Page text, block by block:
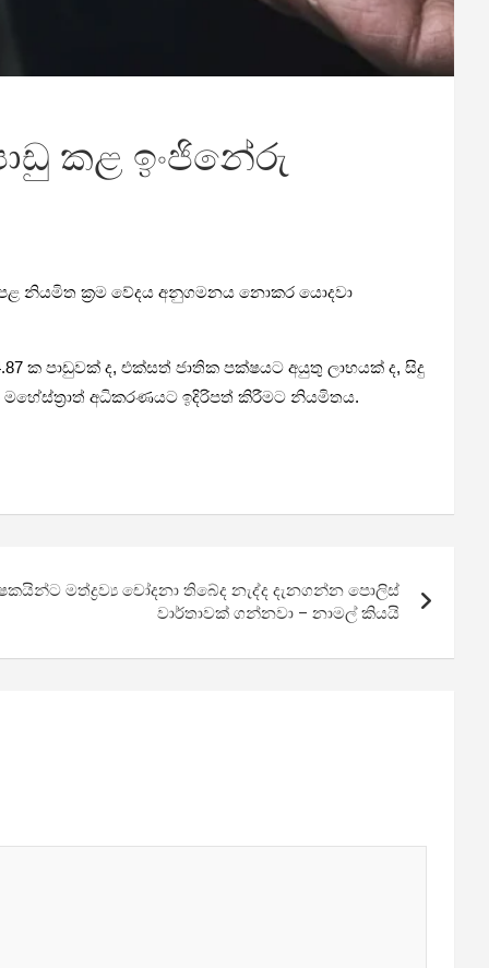
කළ ඉංජිනේරු
නියමිත ක්‍රම වේදය අනුගමනය නොකර යොදවා
ක පාඩුවක් ද, එක්සත් ජාතික පක්ෂයට අයුතු ලාභයක් ද, සිදු
අධිකරණයට ඉදිරිපත් කිරීමට නියමිතය.
මත්ද්‍රව්‍ය චෝදනා තිබේද නැද්ද දැනගන්න පොලිස්
වාර්තාවක් ගන්නවා – නාමල් කියයි